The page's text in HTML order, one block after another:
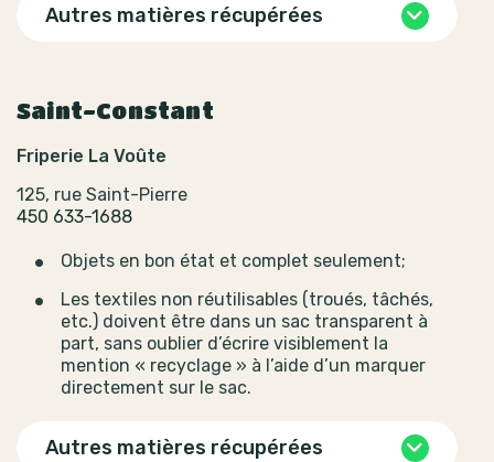
Autres matières récupérées
Saint-Constant
Friperie La Voûte
125, rue Saint-Pierre
450 633-1688
Objets en bon état et complet seulement;
Les textiles non réutilisables (troués, tâchés,
etc.) doivent être dans un sac transparent à
part, sans oublier d’écrire visiblement la
mention « recyclage » à l’aide d’un marquer
directement sur le sac.
Autres matières récupérées